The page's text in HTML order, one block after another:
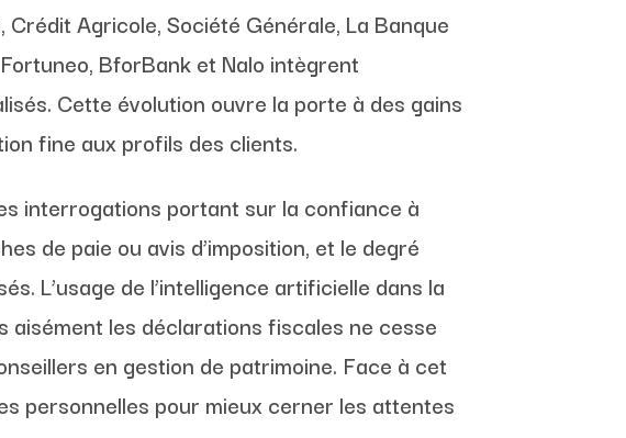
Agricole, Société Générale, La Banque
BforBank et Nalo intègrent
Cette évolution ouvre la porte à des gains
fine aux profils des clients.
interrogations portant sur la confiance à
de paie ou avis d’imposition, et le degré
L’usage de l’intelligence artificielle dans la
les déclarations fiscales ne cesse
en gestion de patrimoine. Face à cet
personnelles pour mieux cerner les attentes